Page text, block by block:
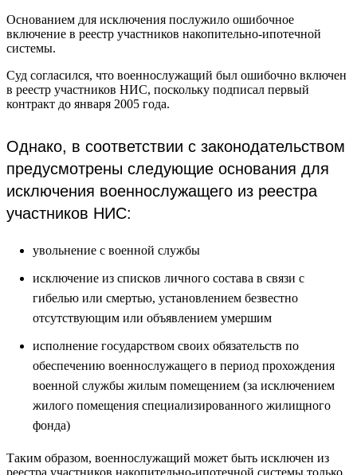
Основанием для исключения послужило ошибочное
включение в реестр участников накопительно-ипотечной
системы.
Суд согласился, что военнослужащий был ошибочно включен
в реестр участников НИС, поскольку подписал первый
контракт до января 2005 года.
Однако, в соответствии с законодательством
предусмотрены следующие основания для
исключения военнослужащего из реестра
участников НИС:
увольнение с военной службы
исключение из списков личного состава в связи с
гибелью или смертью, установлением безвестно
отсутствующим или объявлением умершим
исполнение государством своих обязательств по
обеспечению военнослужащего в период прохождения
военной службы жилым помещением (за исключением
жилого помещения специализированного жилищного
фонда)
Таким образом, военнослужащий может быть исключен из
реестра участников накопительно-ипотечной системы только